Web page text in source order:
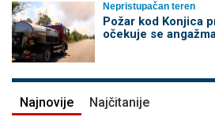
Nepristupačan teren
Požar kod Konjica
očekuje se
Najnovije Najčitanije